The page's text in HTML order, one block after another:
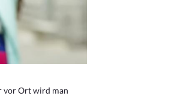
vor Ort wird man